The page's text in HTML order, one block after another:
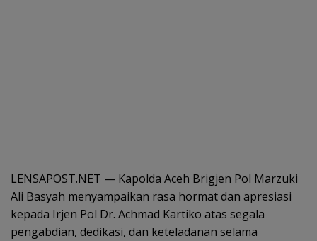
LENSAPOST.NET — Kapolda Aceh Brigjen Pol Marzuki
Ali Basyah menyampaikan rasa hormat dan apresiasi
kepada Irjen Pol Dr. Achmad Kartiko atas segala
pengabdian, dedikasi, dan keteladanan selama